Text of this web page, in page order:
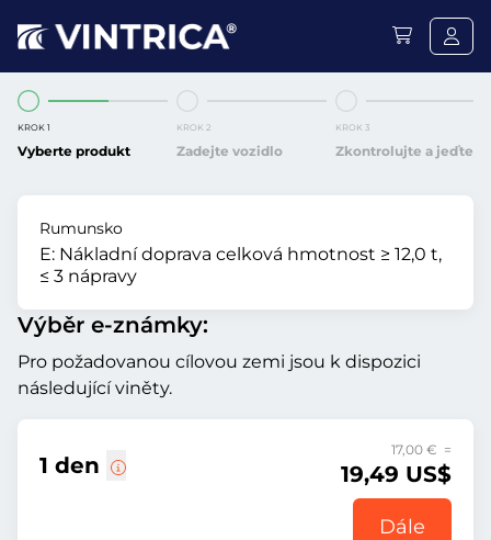
KROK 1
Vyberte produkt
KROK 2
Zadejte vozidlo
KROK 3
Zkontrolujte a jeďte
Rumunsko
E: Nákladní doprava celková hmotnost ≥ 12,0 t,
≤ 3 nápravy
Výběr e-známky:
Pro požadovanou cílovou zemi jsou k dispozici
následující viněty.
1 den
17,00 € =
19,49 US$
Dále